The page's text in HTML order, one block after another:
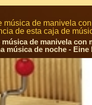
música de manivela
de esta caja de
música de manivela con
música de noche -